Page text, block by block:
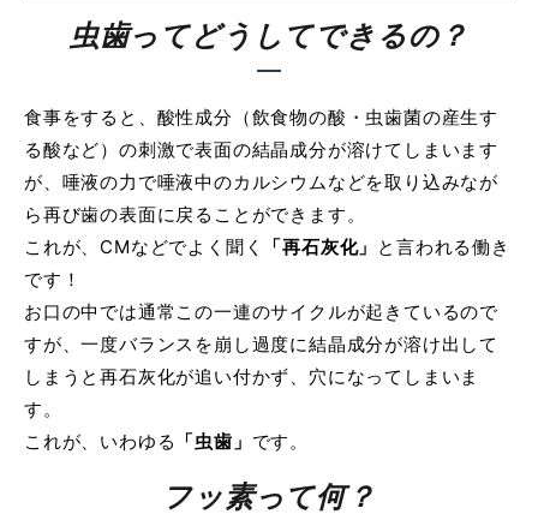
虫歯ってどうしてできるの？
食事をすると、酸性成分（飲食物の酸・虫歯菌の産生す
る酸など）の刺激で表面の結晶成分が溶けてしまいます
が、唾液の力で唾液中のカルシウムなどを取り込みなが
ら再び歯の表面に戻ることができます。
これが、CMなどでよく聞く
「再石灰化」 と言われる働き
です！
お口の中では通常この一連のサイクルが起きているので
すが、一度バランスを崩し過度に結晶成分が溶け出して
しまうと再石灰化が追い付かず、穴になってしまいま
す。
これが、いわゆる 「虫歯」 です。
フッ素って何？